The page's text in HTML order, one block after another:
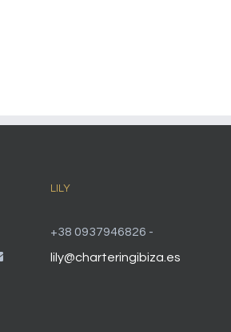
LILY
+38 0937946826 -
lily@charteringibiza.es